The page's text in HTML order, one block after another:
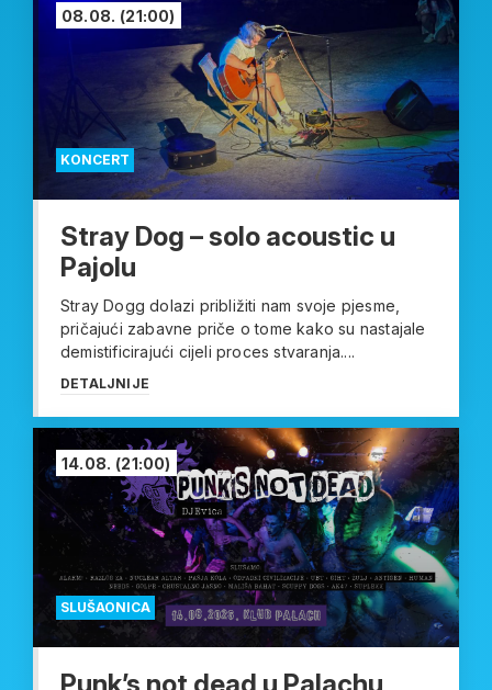
KONCERT
08.08. (21:00)
Stray Dog – solo acoustic u
Pajolu
Stray Dogg dolazi približiti nam svoje pjesme,
pričajući zabavne priče o tome kako su nastajale
demistificirajući cijeli proces stvaranja....
DETALJNIJE
SLUŠAONICA
14.08. (21:00)